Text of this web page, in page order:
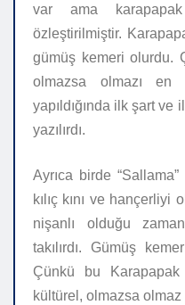
var ama
özleştirilmiştir.
gümüş kemeri olurdu.
olmazsa olmazı en
yapıldığında ilk şart
yazılırdı.
Ayrıca birde
kılıç kını ve
nişanlı olduğu
takılırdı. Gümüş
Çünkü bu
kültürel, olmazsa